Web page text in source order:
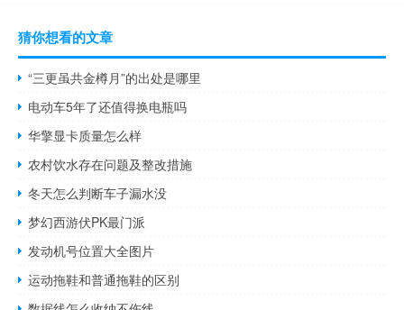
猜你想看的文章
“三更虽共金樽月”的出处是哪里
电动车5年了还值得换电瓶吗
华擎显卡质量怎么样
农村饮水存在问题及整改措施
冬天怎么判断车子漏水没
梦幻西游伏PK最门派
发动机号位置大全图片
运动拖鞋和普通拖鞋的区别